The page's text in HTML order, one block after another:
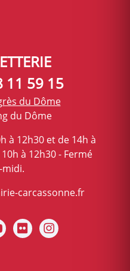
11 59 15
du Dôme
du Dôme
à 12h30 et de 14h à
à 12h30 - Fermé
carcassonne.fr
X (ex Twitter)
Notre Chaine youtube
Notre photothèque